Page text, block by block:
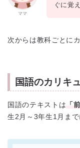
ママ
ぐに覚
次からは教科ごとに
国語のカリキ
国語のテキストは 「
生2月～3年生1月まで